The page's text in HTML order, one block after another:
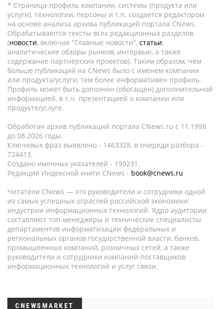
* Страница-профиль компании, системы (продукта или
услуги), технологии, персоны и т.п. создается редактором
на основе анализа архива публикаций портала CNews.
Обрабатываются тексты всех редакционных разделов
(новости, включая "Главные новости", статьи,
аналитические обзоры рынков, интервью, а также
содержание партнёрских проектов). Таким образом, чем
больше публикаций на CNews было с именем компании
или продукта/услуги, тем более информативен профиль.
Профиль может быть дополнен (обогащен) дополнительной
информацией, в т.ч. презентацией о компании или
продукте/услуге.
Обработан архив публикаций портала CNews.ru c 11.1998
до 08.2026 годы.
Ключевых фраз выявлено - 1463328, в очереди разбора -
724413.
Создано именных указателей - 199231.
Редакция Индексной книги CNews - book@cnews.ru
Читатели CNews — это руководители и сотрудники одной
из самых успешных отраслей российской экономики:
индустрии информационных технологий. Ядро аудитории
составляют топ-менеджеры и технические специалисты
департаментов информатизации федеральных и
региональных органов государственной власти, банков,
промышленных компаний, розничных сетей, а также
руководители и сотрудники компаний-поставщиков
информационных технологий и услуг связи.
CNEWSMARKET